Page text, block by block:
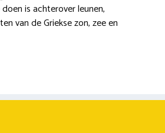
is achterover leunen,
van de Griekse zon, zee en